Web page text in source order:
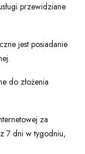
przewidziane
jest posiadanie
do złożenia
za
7 dni w tygodniu,